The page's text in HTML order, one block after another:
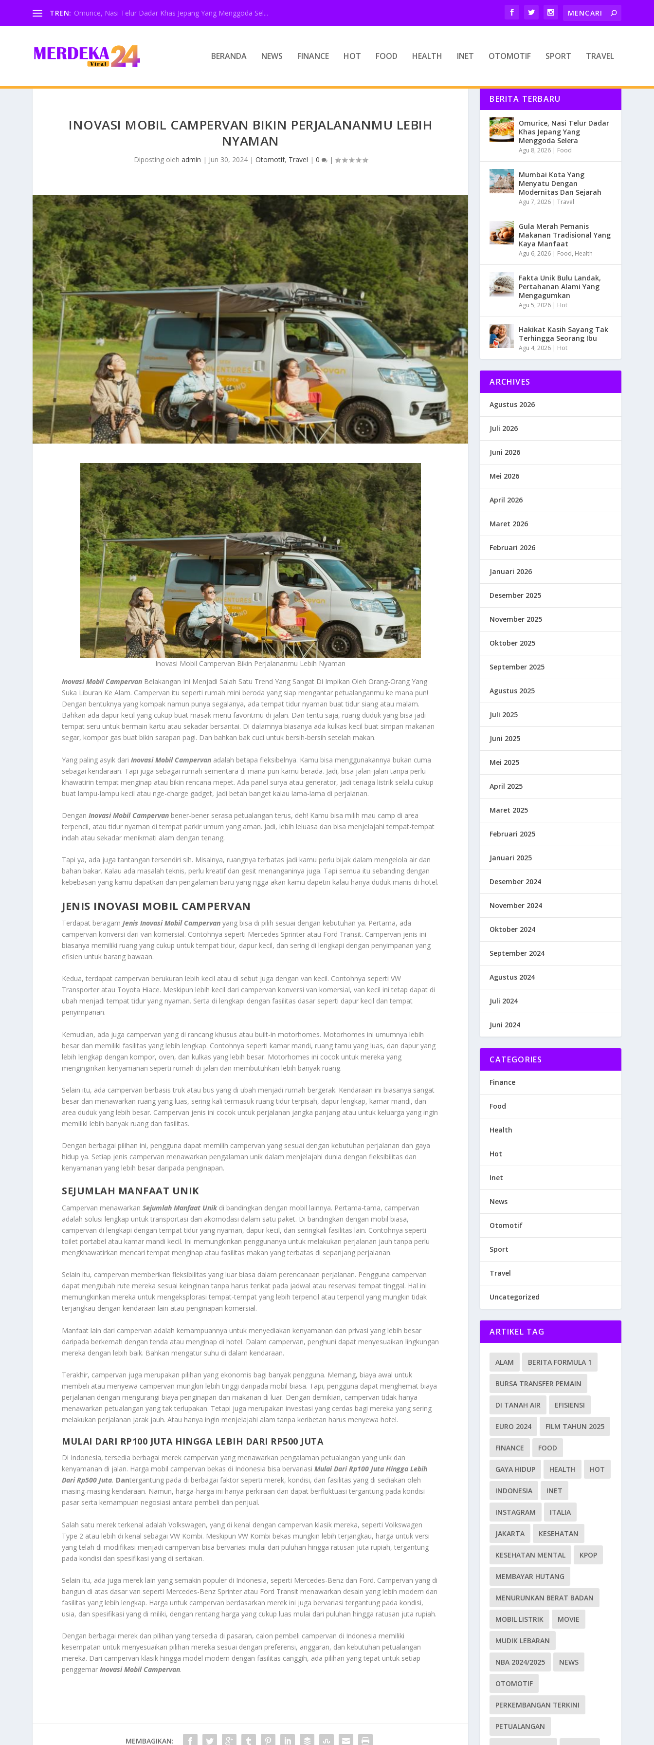
TREN: Omurice, Nasi Telur Dadar Khas Jepang Yang Menggoda Sel...
BERANDA NEWS FINANCE HOT FOOD HEALTH INET OTOMOTIF SPORT TRAVEL
INOVASI MOBIL CAMPERVAN BIKIN PERJALANANMU LEBIH
NYAMAN
Diposting oleh admin | Jun 30, 2024| Otomotif, Travel | 0 |
Inovasi Mobil Campervan Bikin Perjalananmu Lebih Nyaman
Inovasi Mobil Campervan Belakangan Ini Menjadi Salah Satu Trend Yang Sangat Di Impikan Oleh Orang-Orang Yang
Suka Liburan Ke Alam. Campervan itu seperti rumah mini beroda yang siap mengantar petualanganmu ke mana pun!
Dengan bentuknya yang kompak namun punya segalanya, ada tempat tidur nyaman buat tidur siang atau malam.
Bahkan ada dapur kecil yang cukup buat masak menu favoritmu di jalan. Dan tentu saja, ruang duduk yang bisa jadi
tempat seru untuk bermain kartu atau sekadar bersantai. Di dalamnya biasanya ada kulkas kecil buat simpan makanan
segar, kompor gas buat bikin sarapan pagi. Dan bahkan bak cuci untuk bersih-bersih setelah makan.
Yang paling asyik dariInovasi Mobil Campervan adalah betapa fleksibelnya. Kamu bisa menggunakannya bukan cuma
sebagai kendaraan. Tapi juga sebagai rumah sementara di mana pun kamu berada. Jadi, bisa jalan-jalan tanpa perlu
khawatirin tempat menginap atau bikin rencana mepet. Ada panel surya atau generator, jadi tenaga listrik selalu cukup
buat lampu-lampu kecil atau nge-charge gadget, jadi betah banget kalau lama-lama di perjalanan.
DenganInovasi Mobil Campervan bener-bener serasa petualangan terus, deh! Kamu bisa milih mau camp di area
terpencil, atau tidur nyaman di tempat parkir umum yang aman. Jadi, lebih leluasa dan bisa menjelajahi tempat-tempat
indah atau sekadar menikmati alam dengan tenang.
Tapi ya, ada juga tantangan tersendiri sih. Misalnya, ruangnya terbatas jadi kamu perlu bijak dalam mengelola air dan
bahan bakar. Kalau ada masalah teknis, perlu kreatif dan gesit menanganinya juga. Tapi semua itu sebanding dengan
kebebasan yang kamu dapatkan dan pengalaman baru yang ngga akan kamu dapetin kalau hanya duduk manis di hotel.
JENIS INOVASI MOBIL CAMPERVAN
Terdapat beragam Jenis Inovasi Mobil Campervan yang bisa di pilih sesuai dengan kebutuhan ya. Pertama, ada
campervan konversi dari van komersial. Contohnya seperti Mercedes Sprinter atau Ford Transit. Campervan jenis ini
biasanya memiliki ruang yang cukup untuk tempat tidur, dapur kecil, dan sering di lengkapi dengan penyimpanan yang
efisien untuk barang bawaan.
Kedua, terdapat campervan berukuran lebih kecil atau di sebut juga dengan van kecil. Contohnya seperti VW
Transporter atau Toyota Hiace. Meskipun lebih kecil dari campervan konversi van komersial, van kecil ini tetap dapat di
ubah menjadi tempat tidur yang nyaman. Serta di lengkapi dengan fasilitas dasar seperti dapur kecil dan tempat
penyimpanan.
Kemudian, ada juga campervan yang di rancang khusus atau built-in motorhomes. Motorhomes ini umumnya lebih
besar dan memiliki fasilitas yang lebih lengkap. Contohnya seperti kamar mandi, ruang tamu yang luas, dan dapur yang
lebih lengkap dengan kompor, oven, dan kulkas yang lebih besar. Motorhomes ini cocok untuk mereka yang
menginginkan kenyamanan seperti rumah di jalan dan membutuhkan lebih banyak ruang.
Selain itu, ada campervan berbasis truk atau bus yang di ubah menjadi rumah bergerak. Kendaraan ini biasanya sangat
besar dan menawarkan ruang yang luas, sering kali termasuk ruang tidur terpisah, dapur lengkap, kamar mandi, dan
area duduk yang lebih besar. Campervan jenis ini cocok untuk perjalanan jangka panjang atau untuk keluarga yang ingin
memiliki lebih banyak ruang dan fasilitas.
Dengan berbagai pilihan ini, pengguna dapat memilih campervan yang sesuai dengan kebutuhan perjalanan dan gaya
hidup ya. Setiap jenis campervan menawarkan pengalaman unik dalam menjelajahi dunia dengan fleksibilitas dan
kenyamanan yang lebih besar daripada penginapan.
SEJUMLAH MANFAAT UNIK
Campervan menawarkanSejumlah Manfaat Unikdi bandingkan dengan mobil lainnya. Pertama-tama, campervan
adalah solusi lengkap untuk transportasi dan akomodasi dalam satu paket. Di bandingkan dengan mobil biasa,
campervan di lengkapi dengan tempat tidur yang nyaman, dapur kecil, dan seringkali fasilitas lain. Contohnya seperti
toilet portabel atau kamar mandi kecil. Ini memungkinkan penggunanya untuk melakukan perjalanan jauh tanpa perlu
mengkhawatirkan mencari tempat menginap atau fasilitas makan yang terbatas di sepanjang perjalanan.
Selain itu, campervan memberikan fleksibilitas yang luar biasa dalam perencanaan perjalanan. Pengguna campervan
dapat mengubah rute mereka sesuai keinginan tanpa harus terikat pada jadwal atau reservasi tempat tinggal. Hal ini
memungkinkan mereka untuk mengeksplorasi tempat-tempat yang lebih terpencil atau terpencil yang mungkin tidak
terjangkau dengan kendaraan lain atau penginapan komersial.
Manfaat lain dari campervan adalah kemampuannya untuk menyediakan kenyamanan dan privasi yang lebih besar
daripada berkemah dengan tenda atau menginap di hotel. Dalam campervan, penghuni dapat menyesuaikan lingkungan
mereka dengan lebih baik. Bahkan mengatur suhu di dalam kendaraan.
Terakhir, campervan juga merupakan pilihan yang ekonomis bagi banyak pengguna. Memang, biaya awal untuk
membeli atau menyewa campervan mungkin lebih tinggi daripada mobil biasa. Tapi, pengguna dapat menghemat biaya
perjalanan dengan mengurangi biaya penginapan dan makanan di luar. Dengan demikian, campervan tidak hanya
menawarkan petualangan yang tak terlupakan. Tetapi juga merupakan investasi yang cerdas bagi mereka yang sering
melakukan perjalanan jarak jauh. Atau hanya ingin menjelajahi alam tanpa keribetan harus menyewa hotel.
MULAI DARI RP100 JUTA HINGGA LEBIH DARI RP500 JUTA
Di Indonesia, tersedia berbagai merek campervan yang menawarkan pengalaman petualangan yang unik dan
kenyamanan di jalan. Harga mobil campervan bekas di Indonesia bisa bervariasiMulai Dari Rp100 Juta Hingga Lebih
Dari Rp500 Juta. Dantergantung pada di berbagai faktor seperti merek, kondisi, dan fasilitas yang di sediakan oleh
masing-masing kendaraan. Namun, harga-harga ini hanya perkiraan dan dapat berfluktuasi tergantung pada kondisi
pasar serta kemampuan negosiasi antara pembeli dan penjual.
Salah satu merek terkenal adalah Volkswagen, yang di kenal dengan campervan klasik mereka, seperti Volkswagen
Type 2 atau lebih di kenal sebagai VW Kombi. Meskipun VW Kombi bekas mungkin lebih terjangkau, harga untuk versi
yang telah di modifikasi menjadi campervan bisa bervariasi mulai dari puluhan hingga ratusan juta rupiah, tergantung
pada kondisi dan spesifikasi yang di sertakan.
Selain itu, ada juga merek lain yang semakin populer di Indonesia, seperti Mercedes-Benz dan Ford. Campervan yang di
bangun di atas dasar van seperti Mercedes-Benz Sprinter atau Ford Transit menawarkan desain yang lebih modern dan
fasilitas yang lebih lengkap. Harga untuk campervan berdasarkan merek ini juga bervariasi tergantung pada kondisi,
usia, dan spesifikasi yang di miliki, dengan rentang harga yang cukup luas mulai dari puluhan hingga ratusan juta rupiah.
Dengan berbagai merek dan pilihan yang tersedia di pasaran, calon pembeli campervan di Indonesia memiliki
kesempatan untuk menyesuaikan pilihan mereka sesuai dengan preferensi, anggaran, dan kebutuhan petualangan
mereka. Dari campervan klasik hingga model modern dengan fasilitas canggih, ada pilihan yang tepat untuk setiap
penggemarInovasi Mobil Campervan.
MEMBAGIKAN:
BERITA TERBARU
Omurice, Nasi Telur Dadar
Khas Jepang Yang
Menggoda Selera
Agu 8, 2026 | Food
Mumbai Kota Yang
Menyatu Dengan
Modernitas Dan Sejarah
Agu 7, 2026 |Travel
Gula Merah Pemanis
Makanan Tradisional Yang
Kaya Manfaat
Agu 6, 2026 | Food, Health
Fakta Unik Bulu Landak,
Pertahanan Alami Yang
Mengagumkan
Agu 5, 2026 | Hot
Hakikat Kasih Sayang Tak
Terhingga Seorang Ibu
Agu 4, 2026 | Hot
ARCHIVES
Agustus 2026
Juli 2026
Juni 2026
Mei 2026
April 2026
Maret 2026
Februari 2026
Januari 2026
Desember 2025
November 2025
Oktober 2025
September 2025
Agustus 2025
Juli 2025
Juni 2025
Mei 2025
April 2025
Maret 2025
Februari 2025
Januari 2025
Desember 2024
November 2024
Oktober 2024
September 2024
Agustus 2024
Juli 2024
Juni 2024
CATEGORIES
Finance
Food
Health
Hot
Inet
News
Otomotif
Sport
Travel
Uncategorized
ARTIKEL TAG
ALAM BERITA FORMULA 1
BURSA TRANSFER PEMAIN
DI TANAH AIR EFISIENSI
EURO 2024 FILM TAHUN 2025
FINANCE FOOD
GAYA HIDUP HEALTH HOT
INDONESIA INET
INSTAGRAM ITALIA
JAKARTA KESEHATAN
KESEHATAN MENTAL KPOP
MEMBAYAR HUTANG
MENURUNKAN BERAT BADAN
MOBIL LISTRIK MOVIE
MUDIK LEBARAN
NBA 2024/2025 NEWS
OTOMOTIF
PERKEMBANGAN TERKINI
PETUALANGAN